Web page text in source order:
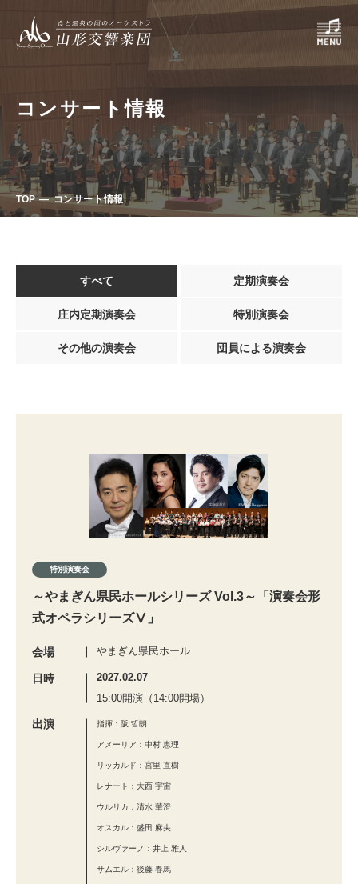
コンサート情報
TOP コンサート情報
すべて 定期演奏会
庄内定期演奏会 特別演奏会
その他の演奏会 団員による演奏会
特別演奏会
～やまぎん県民ホールシリーズ Vol.3～「演奏会形
式オペラシリーズⅤ」
会場 やまぎん県民ホール
日時
2027.02.07
15:00開演（14:00開場）
出演 指揮：阪 哲朗
アメーリア：中村 恵理
リッカルド：宮里 直樹
レナート：大西 宇宙
ウルリカ：清水 華澄
オスカル：盛田 麻央
シルヴァーノ：井上 雅人
サムエル：後藤 春馬